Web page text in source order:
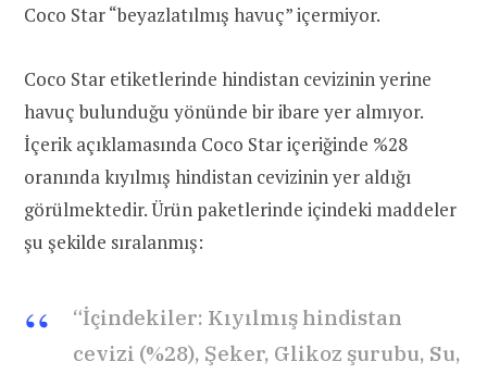
Coco Star “beyazlatılmış havuç” içermiyor.
Coco Star etiketlerinde hindistan cevizinin yerine
havuç bulunduğu yönünde bir ibare yer almıyor.
İçerik açıklamasında Coco Star içeriğinde %28
oranında kıyılmış hindistan cevizinin yer aldığı
görülmektedir. Ürün paketlerinde içindeki maddeler
şu şekilde sıralanmış:
“İçindekiler: Kıyılmış hindistan
cevizi (%28), Şeker, Glikoz şurubu, Su,